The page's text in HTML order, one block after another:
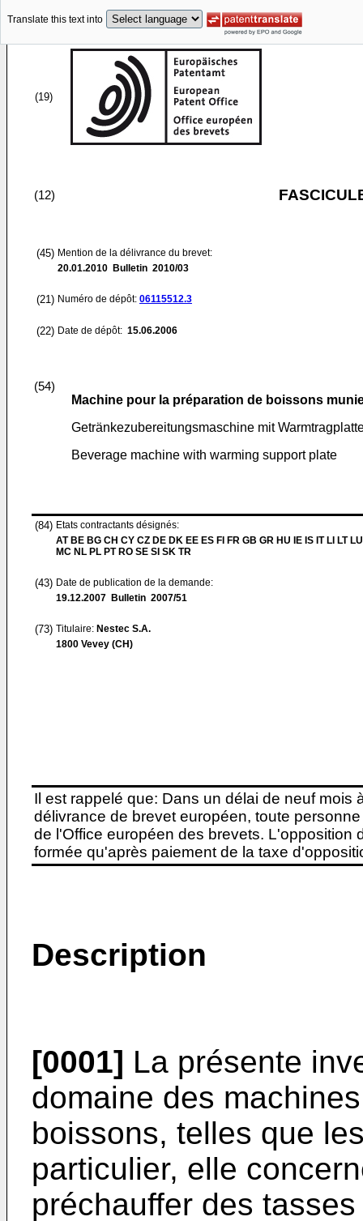
Translate this text into
(19)
(12)
(45) Mention de la délivrance du brevet:
20.01.2010 Bulletin 2010/03
(21) Numéro de dépôt: 06115512.3
(22) Date de dépôt: 15.06.2006
(54)
Machine pour la préparation de boissons
Getränkezubereitungsmaschine mit
Beverage machine with warming support plate
(84) Etats contractants désignés:
AT BE BG CH CY CZ DE DK EE ES FI FR GB GR HU IE IS IT LI LT
MC NL PL PT RO SE SI SK TR
(43) Date de publication de la demande:
19.12.2007 Bulletin 2007/51
(73) Titulaire: Nestec S.A.
1800 Vevey (CH)
Il est rappelé que: Dans un délai de neuf
délivrance de brevet européen, toute
de l'Office européen des brevets. L'opposition
formée qu'après paiement de la taxe
Description
[0001] La présente
domaine des
boissons, telles que
particulier, elle
préchauffer des